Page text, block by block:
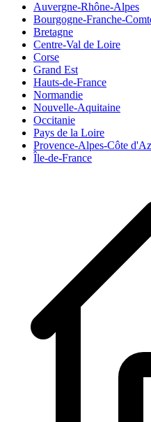
Auvergne-Rhône-Alpes
Bourgogne-Franche-
Bretagne
Centre-Val de Loire
Corse
Grand Est
Hauts-de-France
Normandie
Nouvelle-Aquitaine
Occitanie
Pays de la Loire
Provence-Alpes-Côte
Île-de-France